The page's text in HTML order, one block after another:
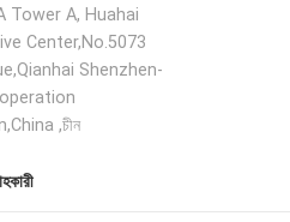
Tower A, Huahai
Center,No.5073
Shenzhen-
,চীন